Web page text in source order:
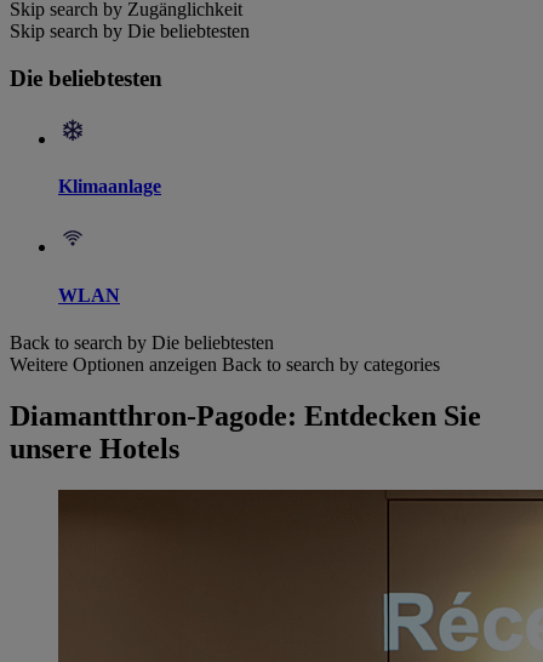
Skip search by Zugänglichkeit
Skip search by Die beliebtesten
Die beliebtesten
Klimaanlage
WLAN
Back to search by Die beliebtesten
Weitere Optionen anzeigen Back to search by categories
Diamantthron-Pagode: Entdecken Sie
unsere Hotels